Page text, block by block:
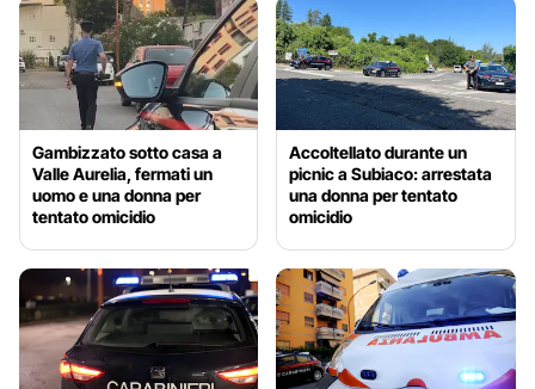
Gambizzato sotto casa a
Valle Aurelia, fermati un
uomo e una donna per
tentato omicidio
Accoltellato durante un
picnic a Subiaco: arrestata
una donna per tentato
omicidio